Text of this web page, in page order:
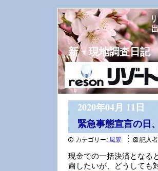
新・現地調査日記
2020年04月 11日
緊急事態宣言の日
カテゴリー: 風景 記入
現金での一括決済となる
粛したいが、どうしても